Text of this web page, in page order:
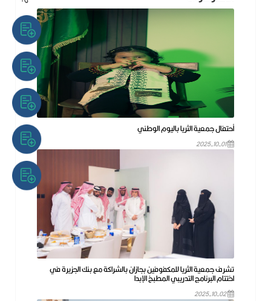
أحتفال جمعية الثريا باليوم الوطني
2025-10-01
تشرف جمعية الثريا للمكفوفين بجازان بالشراكة مع بنك الجزيرة في
اختتام البرنامج التدريبي المطبخ الإبدا
2025-10-02